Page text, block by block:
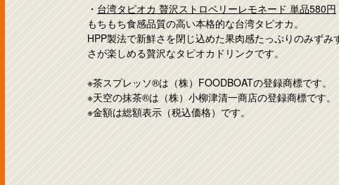
・台湾タピオカ 贅沢ストロベリーレモネード 単品580円
もちもち食感品質の高い本格的な台湾タピオカ。
HPP製法で新鮮さを閉じ込めた果肉感たっぷりのみず
さが楽しめる贅沢なタピオカドリンクです。
※茶スプレッソ®は（株）FOODBOATの登録商標です。
※天空の抹茶®は（株）小柳津清一商店の登録商標です。
※金額は総額表示（税込価格）です。